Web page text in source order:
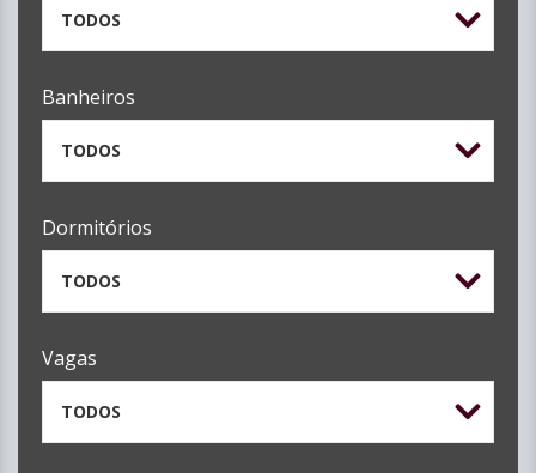
TODOS
Banheiros
TODOS
Dormitórios
TODOS
Vagas
TODOS